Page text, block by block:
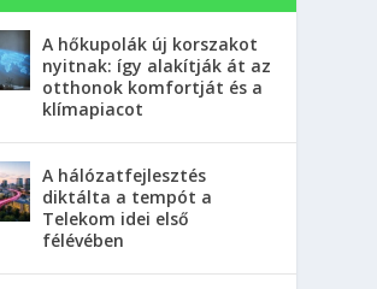
A hőkupolák új korszakot
nyitnak: így alakítják át az
otthonok komfortját és a
klímapiacot
A hálózatfejlesztés
diktálta a tempót a
Telekom idei első
félévében